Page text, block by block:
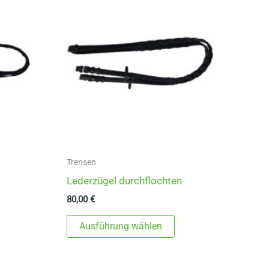
Trensen
Lederzügel durchflochten
80,00€
Ausführung wählen
Dieses
Produkt